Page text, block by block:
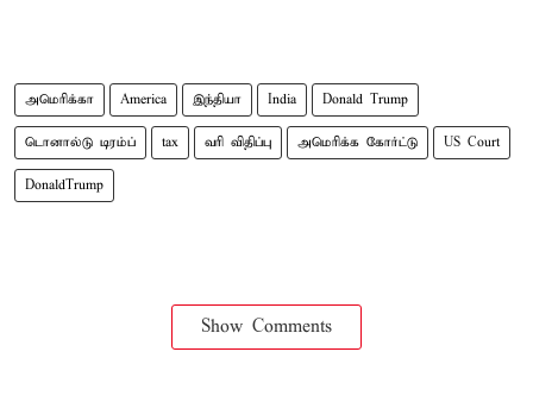
அமெரிக்கா America இந்தியா India Donald Trump
டொனால்டு டிரம்ப் tax வரி விதிப்பு அமெரிக்க கோர்ட்டு US Court
DonaldTrump
Show Comments